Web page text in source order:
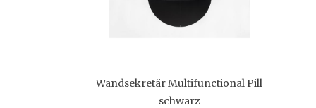
Wandsekretär Multifunctional Pill
schwarz